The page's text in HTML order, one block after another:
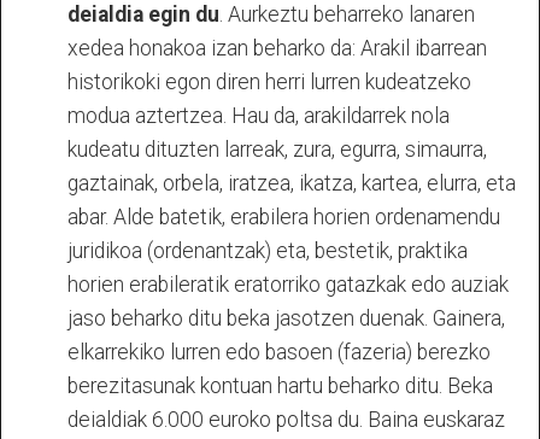
deialdia egin du . Aurkeztu beharreko lanaren
xedea honakoa izan beharko da: Arakil ibarrean
historikoki egon diren herri lurren kudeatzeko
modua aztertzea. Hau da, arakildarrek nola
kudeatu dituzten larreak, zura, egurra, simaurra,
gaztainak, orbela, iratzea, ikatza, kartea, elurra, eta
abar. Alde batetik, erabilera horien ordenamendu
juridikoa (ordenantzak) eta, bestetik, praktika
horien erabileratik eratorriko gatazkak edo auziak
jaso beharko ditu beka jasotzen duenak. Gainera,
elkarrekiko lurren edo basoen (fazeria) berezko
berezitasunak kontuan hartu beharko ditu. Beka
deialdiak 6.000 euroko poltsa du. Baina euskaraz